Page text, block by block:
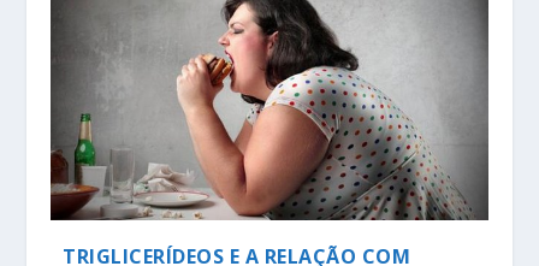
TRIGLICERÍDEOS E A RELAÇÃO COM